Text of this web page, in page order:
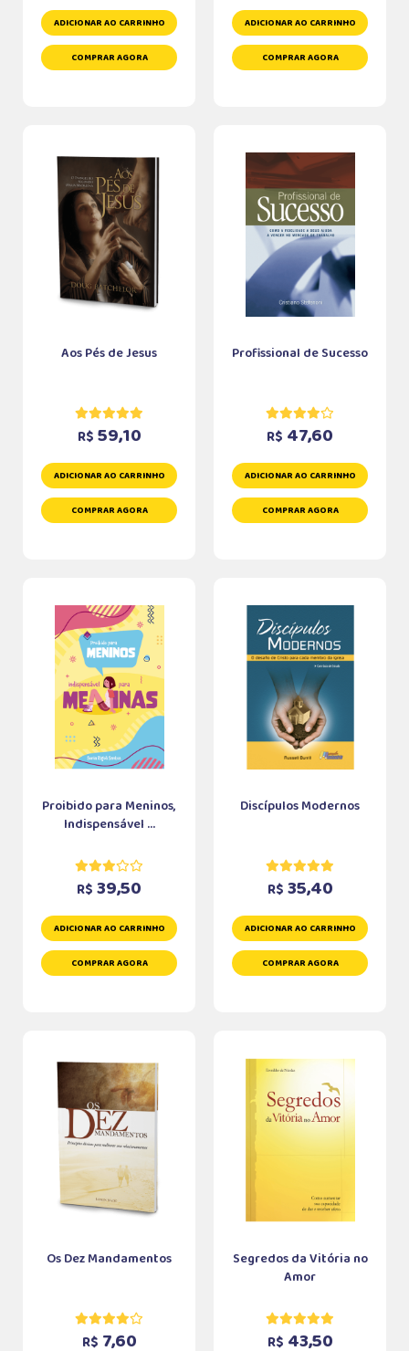
ADICIONAR AO CARRINHO
COMPRAR AGORA
ADICIONAR AO CARRINHO
COMPRAR AGORA
Aos Pés de Jesus
R$ 59,10
ADICIONAR AO CARRINHO
COMPRAR AGORA
Profissional de Sucesso
R$ 47,60
ADICIONAR AO CARRINHO
COMPRAR AGORA
Proibido para Meninos,
Indispensável ...
R$ 39,50
ADICIONAR AO CARRINHO
COMPRAR AGORA
Discípulos Modernos
R$ 35,40
ADICIONAR AO CARRINHO
COMPRAR AGORA
Os Dez Mandamentos
R$ 7,60
Segredos da Vitória no
Amor
R$ 43,50